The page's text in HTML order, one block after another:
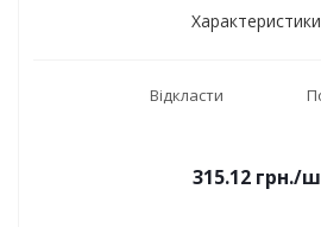
Характеристики
Відкласти
315.12грн./